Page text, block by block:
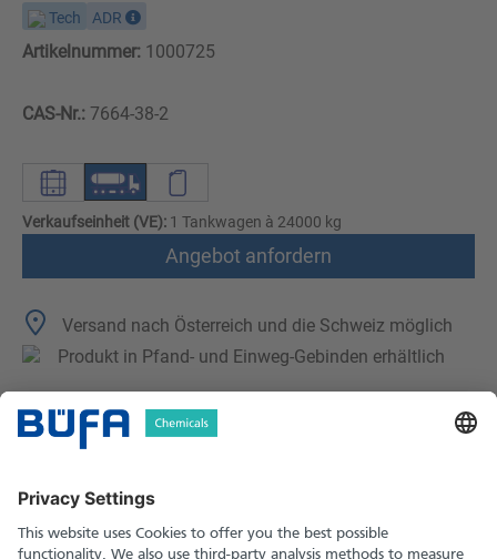
Tech ADR
Artikelnummer: 1000725
CAS-Nr.: 7664-38-2
Verkaufseinheit (VE): 1 Tankwagen à 24000 kg
Angebot anfordern
Versand nach Österreich und die Schweiz möglich
Produkt in Pfand- und Einweg-Gebinden erhältlich
Technische Merkmale
Sicherheitshinweise